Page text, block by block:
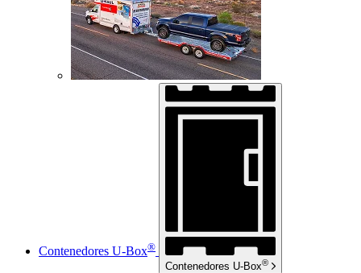
Contenedores U-Box®
Contenedores U-Box®